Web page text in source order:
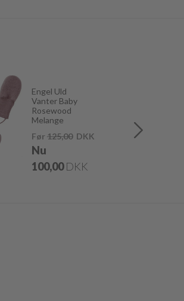
Engel Uld
Vanter Baby
Rosewood
Melange
Før 125,00DKK
Nu
100,00 DKK